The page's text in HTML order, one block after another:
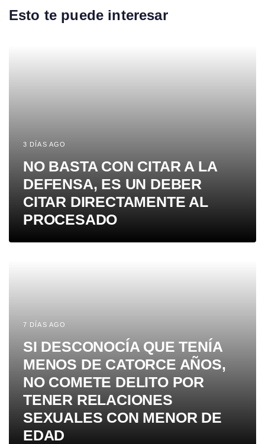
Esto te puede interesar
3 DÍAS AGO
NO BASTA CON CITAR A LA
DEFENSA, ES UN DEBER
CITAR DIRECTAMENTE AL
PROCESADO
7 DÍAS AGO
SI DESCONOCÍA QUE TENÍA
MENOS DE CATORCE AÑOS,
NO COMETE DELITO POR
TENER RELACIONES
SEXUALES CON MENOR DE
EDAD